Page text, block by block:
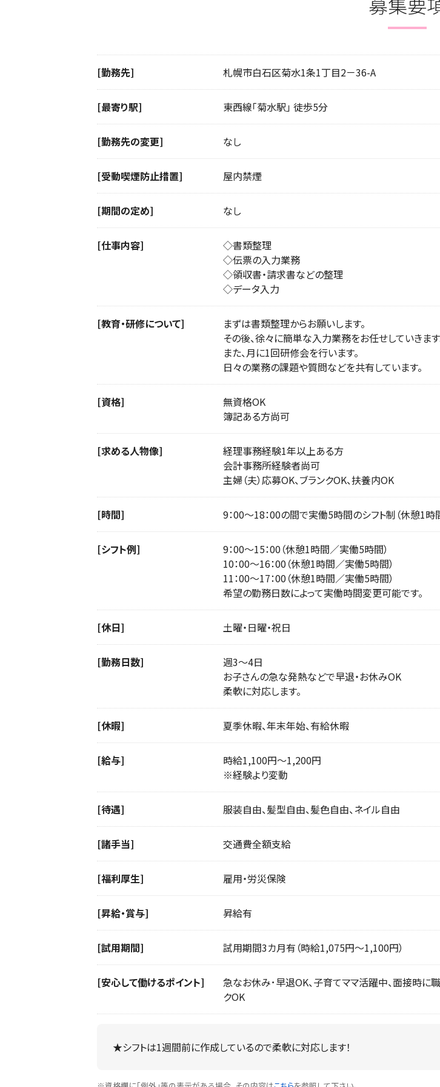
[勤務先] 札幌市白石区菊水1条1丁目2－36-A
[最寄り駅] 東西線「菊水駅」 徒歩5分
[勤務先の変更] なし
[受動喫煙防止措置] 屋内禁煙
[期間の定め] なし
[仕事内容]
◇書類整理
◇伝票の入力業務
◇領収書・請求書などの整理
◇データ入力
[教育・研修について]
まずは書類整理からお願いします。
その後、徐々に簡単な入力業務をお任せしていきます
また、月に1回研修会を行います。
日々の業務の課題や質問などを共有しています。
[資格]
無資格OK
簿記ある方尚可
[求める人物像]
経理事務経験1年以上ある方
会計事務所経験者尚可
主婦（夫）応募OK、ブランクOK、扶養内OK
[時間] 9：00〜18：00の間で実働5時間のシフト制（休憩1時
[シフト例]
9：00〜15：00（休憩1時間／実働5時間）
10：00〜16：00（休憩1時間／実働5時間）
11：00〜17：00（休憩1時間／実働5時間）
希望の勤務日数によって実働時間変更可能です。
[休日] 土曜・日曜・祝日
[勤務日数]
週3〜4日
お子さんの急な発熱などで早退・お休みOK
柔軟に対応します。
[休暇] 夏季休暇、年末年始、有給休暇
[給与]
時給1,100円〜1,200円
※経験より変動
[待遇] 服装自由、髪型自由、髪色自由、ネイル自由
[諸手当] 交通費全額支給
[福利厚生] 雇用・労災保険
[昇給・賞与] 昇給有
[試用期間] 試用期間3カ月有（時給1,075円〜1,100円）
[安心して働けるポイント]
急なお休み･早退OK、子育てママ活躍中、面接時に
クOK
★シフトは1週間前に作成しているので柔軟に対応します！